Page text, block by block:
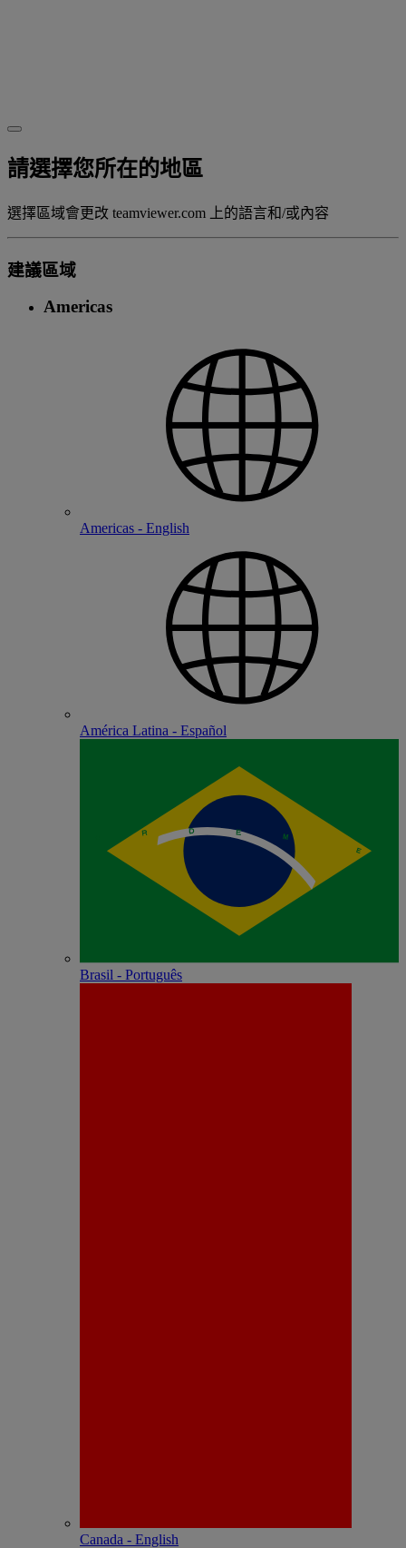
請選擇您所在的地區
選擇區域會更改 teamviewer.com 上的語言和/或內容
建議區域
Americas
Americas - English
América Latina - Español
Brasil - Português
Canada - English